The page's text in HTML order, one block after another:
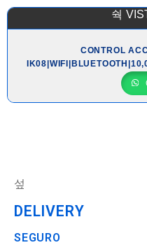
CONTROL
DELIVERY
SEGURO